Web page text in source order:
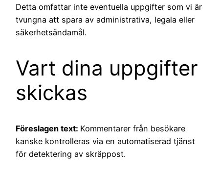
Detta omfattar inte eventuella uppgifter som vi är
tvungna att spara av administrativa, legala eller
säkerhetsändamål.
Vart dina uppgifter
skickas
Föreslagen text: Kommentarer från besökare
kanske kontrolleras via en automatiserad tjänst
för detektering av skräppost.